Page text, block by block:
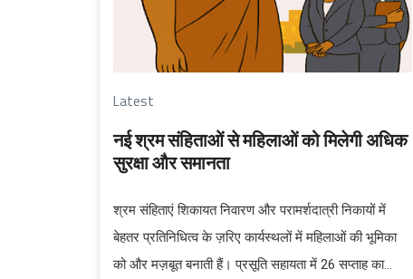
Latest
नई श्रम संहिताओं से महिलाओं को मिलेगी अधिक
सुरक्षा और समानता
श्रम संहिताएं शिकायत निवारण और परामर्शदात्री निकायों में
बेहतर प्रतिनिधित्व के ज़रिए कार्यस्थलों में महिलाओं की भूमिका
को और मज़बूत बनाती हैं। प्रसूति सहायता में 26 सप्ताह का